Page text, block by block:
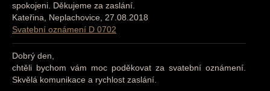
spokojeni. Děkujeme za zaslání.
Kateřina, Neplachovice, 27.08.2018
Svatební oznámení D 0702
Dobrý den,
chtěli bychom vám moc poděkovat za svatební oznámení.
Skvělá komunikace a rychlost zaslání.